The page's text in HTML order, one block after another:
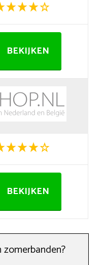
BEKIJKEN
BEKIJKEN